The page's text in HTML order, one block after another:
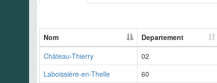
Nom
Departement
Château-Thierry
02
Laboissière-en-Thelle
60